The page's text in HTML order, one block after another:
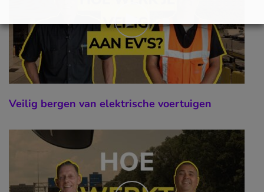
Veilig bergen van elektrische voertuigen